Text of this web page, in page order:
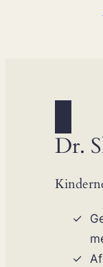
Dr.